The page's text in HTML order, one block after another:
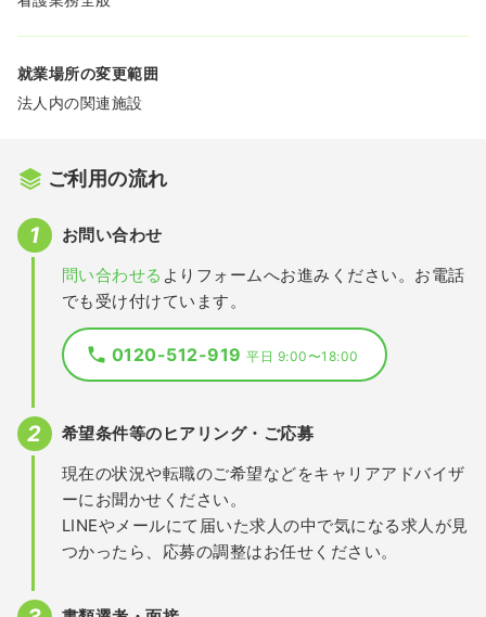
就業場所の変更範囲
法人内の関連施設
ご利用の流れ
お問い合わせ
問い合わせる よりフォームへお進みください。お電話
でも受け付けています。
0120-512-919平日 9:00〜18:00
希望条件等のヒアリング・ご応募
現在の状況や転職のご希望などをキャリアアドバイザ
ーにお聞かせください。
LINEやメールにて届いた求人の中で気になる求人が見
つかったら、応募の調整はお任せください。